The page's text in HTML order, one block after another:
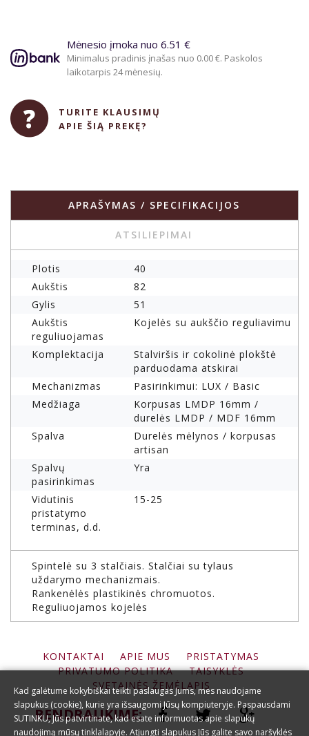
Mėnesio įmoka nuo 6.51 €
Minimalus pradinis įnašas nuo 0.00 €. Paskolos
laikotarpis 24 mėnesių.
TURITE KLAUSIMŲ
APIE ŠIĄ PREKĘ?
APRAŠYMAS / SPECIFIKACIJOS
ATSILIEPIMAI
Plotis
40
Aukštis
82
Gylis
51
Aukštis
reguliuojamas
Kojelės su aukščio reguliavimu
Komplektacija
Stalviršis ir cokolinė plokštė
parduodama atskirai
Mechanizmas
Pasirinkimui: LUX / Basic
Medžiaga
Korpusas LMDP 16mm /
durelės LMDP / MDF 16mm
Spalva
Durelės mėlynos / korpusas
artisan
Spalvų
pasirinkimas
Yra
Vidutinis
pristatymo
terminas, d.d.
15-25
Spintelė su 3 stalčiais. Stalčiai su tylaus
uždarymo mechanizmais.
Rankenėlės plastikinės chromuotos.
Reguliuojamos kojelės
KONTAKTAI APIE MUS
PRISTATYMAS
PRIVATUMO POLITIKA
TAISYKLĖS
SVETAINĖS ŽEMĖLAPIS
BENDRAUKIME:
Kad galėtume kokybiškai teikti paslaugas Jums, mes naudojame
slapukus (cookie), kurie yra išsaugomi Jūsų kompiuteryje. Paspausdami
SUTINKU, Jūs patvirtinate, kad esate informuotas apie slapukų
naudojimą mūsų tinklalapyje. Atjungti slapukus Jūs galite savo naršyklės